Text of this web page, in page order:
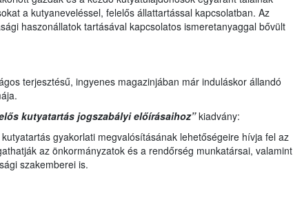
a kutyaneveléssel, felelős állattartással kapcsolatban. Az
haszonállatok tartásával kapcsolatos ismeretanyaggal bővült
terjesztésű, ingyenes magazinjában már induláskor állandó
kutyatartás jogszabályi előírásaihoz”kiadvány:
gyakorlati megvalósításának lehetőségeire hívja fel az
az önkormányzatok és a rendőrség munkatársai, valamint
szakemberei is.